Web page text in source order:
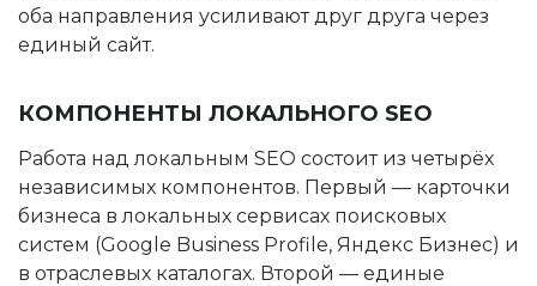
оба направления усиливают друг друга через
единый сайт.
КОМПОНЕНТЫ ЛОКАЛЬНОГО SEO
Работа над локальным SEO состоит из четырёх
независимых компонентов. Первый — карточки
бизнеса в локальных сервисах поисковых
систем (Google Business Profile, Яндекс Бизнес) и
в отраслевых каталогах. Второй — единые